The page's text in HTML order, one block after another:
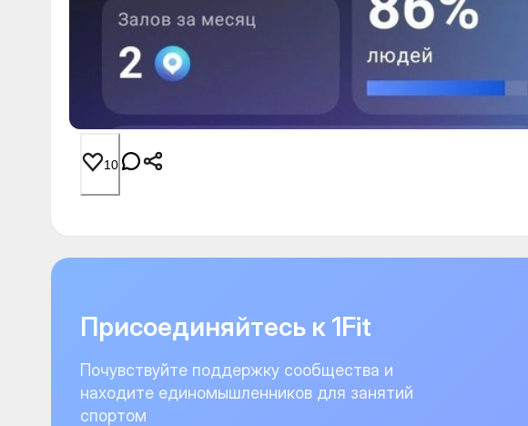
10
Присоединяйтесь к 1Fit
Почувствуйте поддержку сообщества и
находите единомышленников для занятий
спортом